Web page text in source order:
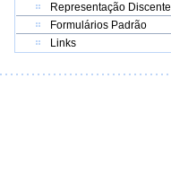
Representação Discente
Formulários Padrão
Links